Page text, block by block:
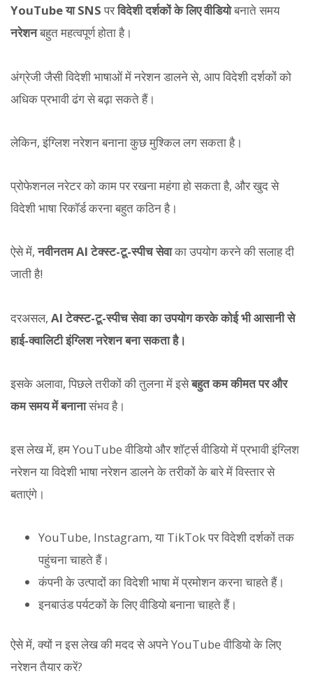
YouTube या SNSपरविदेशी दर्शकों के लिए वीडियोबनाते समय
नरेशनबहुत महत्वपूर्ण होता है।
अंग्रेजी जैसी विदेशी भाषाओं में नरेशन डालने से, आप विदेशी दर्शकों को
अधिक प्रभावी ढंग से बढ़ा सकते हैं।
लेकिन, इंग्लिश नरेशन बनाना कुछ मुश्किल लग सकता है।
प्रोफेशनल नरेटर को काम पर रखना महंगा हो सकता है, और खुद से
विदेशी भाषा रिकॉर्ड करना बहुत कठिन है।
ऐसे में,नवीनतम AI टेक्स्ट-टू-स्पीच सेवाका उपयोग करने की सलाह दी
जाती है!
दरअसल, AI टेक्स्ट-टू-स्पीच सेवा का उपयोग करके कोई भी आसानी से
हाई-क्वालिटी इंग्लिश नरेशन बना सकता है।
इसके अलावा, पिछले तरीकों की तुलना में इसेबहुत कम कीमत पर और
कम समय में बनानासंभव है।
इस लेख में, हम YouTube वीडियो और शॉर्ट्स वीडियो में प्रभावी इंग्लिश
नरेशन या विदेशी भाषा नरेशन डालने के तरीकों के बारे में विस्तार से
बताएंगे।
YouTube, Instagram, या TikTok पर विदेशी दर्शकों तक
पहुंचना चाहते हैं।
कंपनी के उत्पादों का विदेशी भाषा में प्रमोशन करना चाहते हैं।
इनबाउंड पर्यटकों के लिए वीडियो बनाना चाहते हैं।
ऐसे में, क्यों न इस लेख की मदद से अपने YouTube वीडियो के लिए
नरेशन तैयार करें?